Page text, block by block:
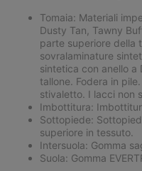
Tomaia: Materiali
Dusty Tan, Tawny
parte superiore della
sovralaminature
sintetica con anello a
tallone. Fodera in
stivaletto. I lacci non
Imbottitura:
Sottopiede:
superiore in tessuto.
Intersuola: Gomma
Suola: Gomma